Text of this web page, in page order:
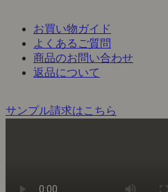
お買い物ガイド
よくあるご質問
商品のお問い合わせ
返品について
サンプル請求はこちら